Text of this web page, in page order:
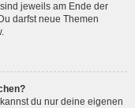
jeweils am Ende der
darfst neue Themen
du nur deine eigenen